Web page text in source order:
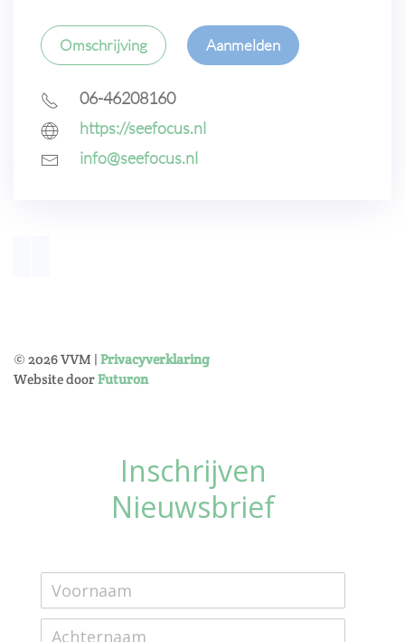
Omschrijving Aanmelden
06-46208160
https://seefocus.nl
info@seefocus.nl
© 2026VVM | Privacyverklaring
Website doorFuturon
Inschrijven
Nieuwsbrief